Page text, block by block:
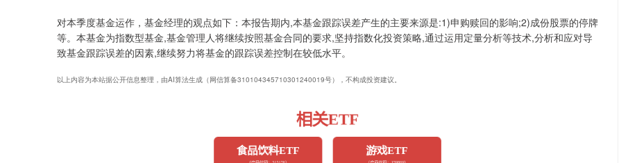
对本季度基金运作，基金经理的观点如下：本报告期内,本基金跟踪误差产生的主要来源是:1)申购赎回的影响;2)成份股票的停牌
等。本基金为指数型基金,基金管理人将继续按照基金合同的要求,坚持指数化投资策略,通过运用定量分析等技术,分析和应对导
致基金跟踪误差的因素,继续努力将基金的跟踪误差控制在较低水平。
以上内容为本站据公开信息整理，由AI算法生成（网信算备310104345710301240019号），不构成投资建议。